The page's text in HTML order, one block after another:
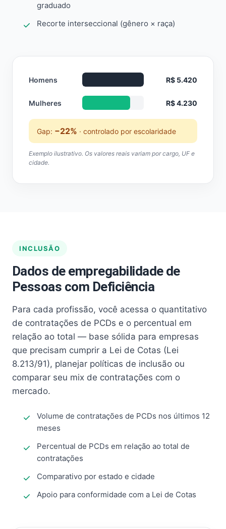
graduado
Recorte interseccional (gênero × raça)
Homens R$ 5.420
Mulheres R$ 4.230
Gap: −22% · controlado por escolaridade
Exemplo ilustrativo. Os valores reais variam por cargo, UF e
cidade.
INCLUSÃO
Dados de empregabilidade de
Pessoas com Deficiência
Para cada profissão, você acessa o quantitativo
de contratações de PCDs e o percentual em
relação ao total — base sólida para empresas
que precisam cumprir a Lei de Cotas (Lei
8.213/91), planejar políticas de inclusão ou
comparar seu mix de contratações com o
mercado.
Volume de contratações de PCDs nos últimos 12
meses
Percentual de PCDs em relação ao total de
contratações
Comparativo por estado e cidade
Apoio para conformidade com a Lei de Cotas